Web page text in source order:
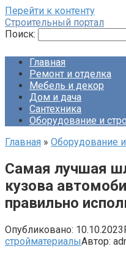
Перейти к контенту
Строительный портал
Поиск:
Главная
Ремонт и отделка
Мебель и декор
Дом и дача
Сантехника
Оборудование и
Главная » Оборудование
Самая лучшая
кузова
правильно
Опубликовано: 10.10.2023
стройматериалыАвтор: